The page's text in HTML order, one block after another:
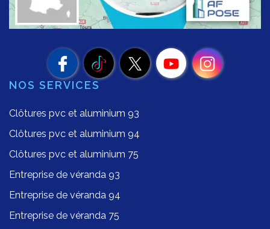
NOS SERVICES
Clôtures pvc et aluminium 93
Clôtures pvc et aluminium 94
Clôtures pvc et aluminium 75
Entreprise de véranda 93
Entreprise de véranda 94
Entreprise de véranda 75